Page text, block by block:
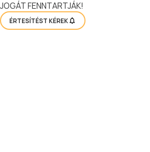
JOGÁT FENNTARTJÁK!
ÉRTESÍTÉST KÉREK